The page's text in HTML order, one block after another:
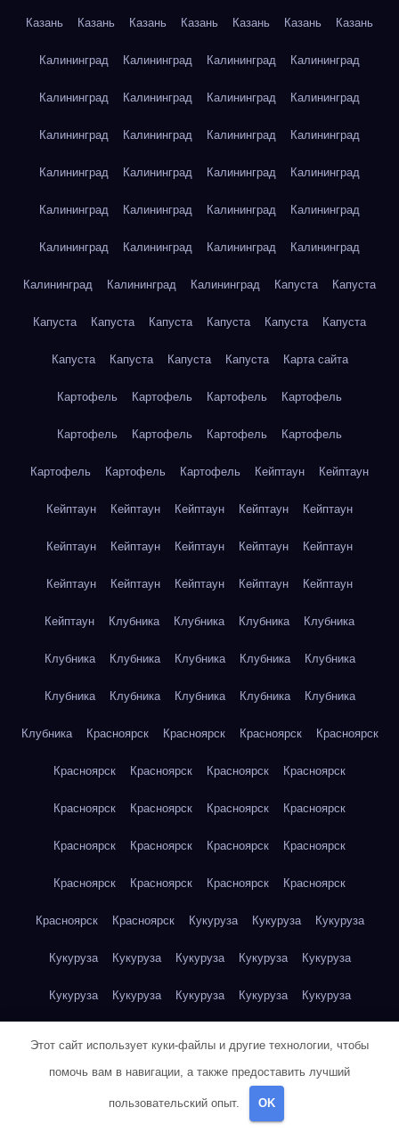
Казань Казань Казань Казань Казань Казань Казань
Калининград Калининград Калининград Калининград
Калининград Калининград Калининград Калининград
Калининград Калининград Калининград Калининград
Калининград Калининград Калининград Калининград
Калининград Калининград Калининград Калининград
Калининград Калининград Калининград Калининград
Калининград Калининград Калининград Капуста Капуста
Капуста Капуста Капуста Капуста Капуста Капуста
Капуста Капуста Капуста Капуста Карта сайта
Картофель Картофель Картофель Картофель
Картофель Картофель Картофель Картофель
Картофель Картофель Картофель Кейптаун Кейптаун
Кейптаун Кейптаун Кейптаун Кейптаун Кейптаун
Кейптаун Кейптаун Кейптаун Кейптаун Кейптаун
Кейптаун Кейптаун Кейптаун Кейптаун Кейптаун
Кейптаун Клубника Клубника Клубника Клубника
Клубника Клубника Клубника Клубника Клубника
Клубника Клубника Клубника Клубника Клубника
Клубника Красноярск Красноярск Красноярск Красноярск
Красноярск Красноярск Красноярск Красноярск
Красноярск Красноярск Красноярск Красноярск
Красноярск Красноярск Красноярск Красноярск
Красноярск Красноярск Красноярск Красноярск
Красноярск Красноярск Кукуруза Кукуруза Кукуруза
Кукуруза Кукуруза Кукуруза Кукуруза Кукуруза
Кукуруза Кукуруза Кукуруза Кукуруза Кукуруза
Куриная грудка Куриная грудка Куриная грудка
Куриная грудка Куриная грудка Куриная грудка
Этот сайт использует куки-файлы и другие технологии, чтобы
помочь вам в навигации, а также предоставить лучший
пользовательский опыт. OK